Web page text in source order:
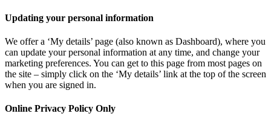
Updating your personal information
We offer a ‘My details’ page (also known as Dashboard), where you
can update your personal information at any time, and change your
marketing preferences. You can get to this page from most pages on
the site – simply click on the ‘My details’ link at the top of the screen
when you are signed in.
Online Privacy Policy Only